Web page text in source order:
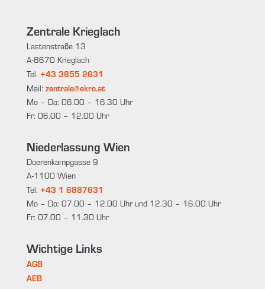
Zentrale Krieglach
Lastenstraße 13
A-8670 Krieglach
Tel. +43 3855 2631
Mail: zentrale@ekro.at
Mo – Do: 06.00 – 16.30 Uhr
Fr: 06.00 – 12.00 Uhr
Niederlassung Wien
Doerenkampgasse 9
A-1100 Wien
Tel. +43 1 6887631
Mo – Do: 07.00 – 12.00 Uhr und 12.30 – 16.00 Uhr
Fr: 07.00 – 11.30 Uhr
Wichtige Links
AGB
AEB